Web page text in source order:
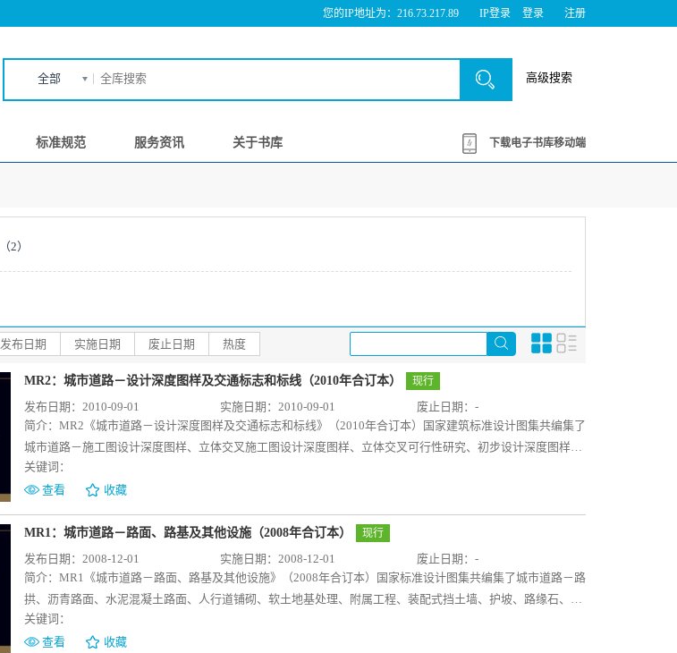
您的IP地址为：216.73.217.89 IP登录 登录 注册
全部 高级搜索
标准规范 服务资讯 关于书库 下载电子书库移动端
（2）
发布日期 实施日期 废止日期 热度
MR2：城市道路－设计深度图样及交通标志和标线（2010年合订本） 现行
发布日期：2010-09-01 实施日期：2010-09-01
废止日期：-
简介： MR2《城市道路－设计深度图样及交通标志和标线》（2010年合订本）国家建筑标准设计图集共编集了
城市道路－施工图设计深度图样、立体交叉施工图设计深度图样、立体交叉可行性研究、初步设计深度图样、
交通标志和标线等四部分内容。适用于我国城镇各类新建、扩建、改建的城市道路施工图设计和城市立交可
研、初设、施工图设计以及城市道路的交通标志和标线设计。居住区道路的施工图设计可参照本图集使用。本
合订本包括： 05MR101《城市道路－施工图设计深度图样》[已废止] 05MR102《城市道路－立体交叉
施工图设计深度图样》 05MR103《城市道路－立体交叉可行性研究、初步设计深度图样》
05MR601《城市道路－交通标志和标线》
关键词：
查看
收藏
MR1：城市道路－路面、路基及其他设施（2008年合订本） 现行
发布日期：2008-12-01 实施日期：2008-12-01
废止日期：-
简介： MR1《城市道路－路面、路基及其他设施》（2008年合订本）国家标准设计图集共编集了城市道路－路
拱、沥青路面、水泥混凝土路面、人行道铺砌、软土地基处理、附属工程、装配式挡土墙、护坡、路缘石、无
障碍设计、安全防护设施等十一部分内容，适用于我国城镇各类新建、扩建和改建的快速路、主干路、次干路
及支路的路面、路基和其他设施的施工图设计。居住区道路的施工图设计可参照本图集使用。本合订本包
关键词：
查看
收藏